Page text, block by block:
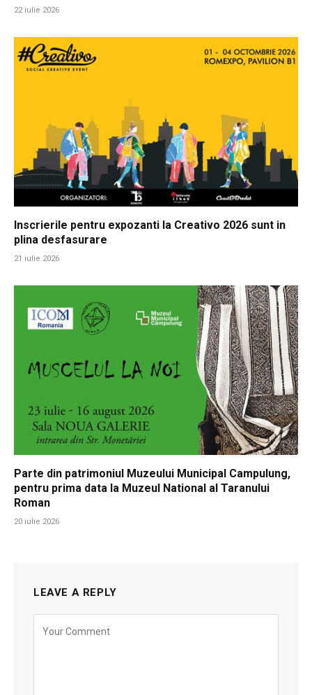
22 iulie 2026
Inscrierile pentru expozanti la Creativo 2026 sunt in
plina desfasurare
21 iulie 2026
Parte din patrimoniul Muzeului Municipal Campulung,
pentru prima data la Muzeul National al Taranului
Roman
20 iulie 2026
LEAVE A REPLY